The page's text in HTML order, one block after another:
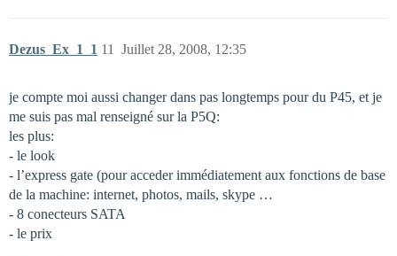
Dezus_Ex_1_1 Juillet 28, 2008, 12:35
11
je compte moi aussi changer dans pas longtemps pour du P45, et je
me suis pas mal renseigné sur la P5Q:
les plus:
- le look
- l’express gate (pour acceder immédiatement aux fonctions de base
de la machine: internet, photos, mails, skype …
- 8 conecteurs SATA
- le prix